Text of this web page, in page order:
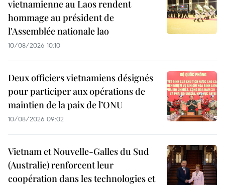
vietnamienne au Laos rendent
hommage au président de
l'Assemblée nationale lao
10/08/2026 10:10
Deux officiers vietnamiens désignés
pour participer aux opérations de
maintien de la paix de l’ONU
10/08/2026 09:02
Vietnam et Nouvelle-Galles du Sud
(Australie) renforcent leur
coopération dans les technologies et